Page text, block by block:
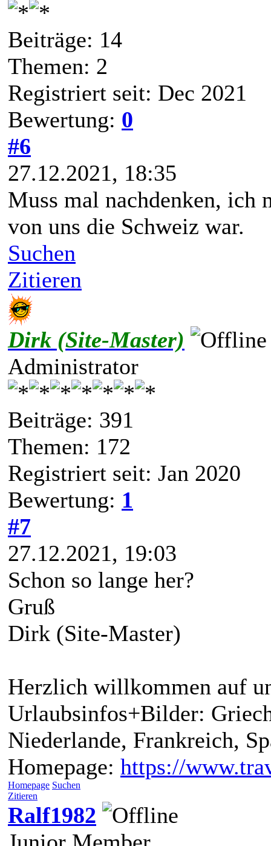
Beiträge: 14
Themen: 2
Registriert seit: Dec 2021
Bewertung: 0
#6
27.12.2021, 18:35
Muss mal nachdenken, ich
von uns die Schweiz war.
Suchen
Zitieren
Dirk (Site-Master)
Administrator
Beiträge: 391
Themen: 172
Registriert seit: Jan 2020
Bewertung: 1
#7
27.12.2021, 19:03
Schon so lange her?
Gruß
Dirk (Site-Master)
Herzlich willkommen auf
Urlaubsinfos+Bilder:
Niederlande, Frankreich,
Homepage: https://
Homepage Suchen
Zitieren
Ralf1982